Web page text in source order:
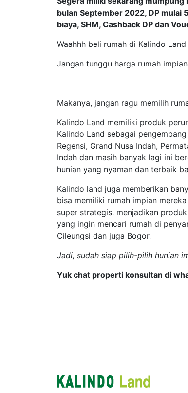
bulan September 2022, DP mulai
biaya, SHM, Cashback DP dan
Waahhh beli rumah di Kalindo
Jangan tunggu harga rumah
Makanya, jangan ragu memilih
Kalindo Land memiliki produk
Kalindo Land sebagai
Regensi, Grand Nusa Indah,
Indah dan masih banyak lagi ini
hunian yang nyaman dan terbaik
Kalindo land juga memberikan
bisa memiliki rumah impian
super strategis, menjadikan
yang ingin mencari rumah di
Cileungsi dan juga Bogor.
Jadi, sudah siap pilih-pilih hunian
Yuk chat properti konsultan di